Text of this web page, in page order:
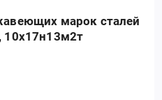
марок сталей
10х17н13м2т